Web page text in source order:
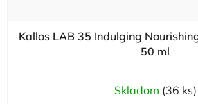
Kallos LAB 35 Indulging
50 ml
Skladom (36 ks)